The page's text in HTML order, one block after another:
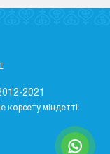
2021
міндетті.